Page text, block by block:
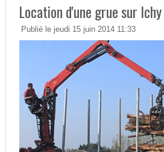
Location d'une grue sur Ichy
Publié le jeudi 15 juin 2014 11:33